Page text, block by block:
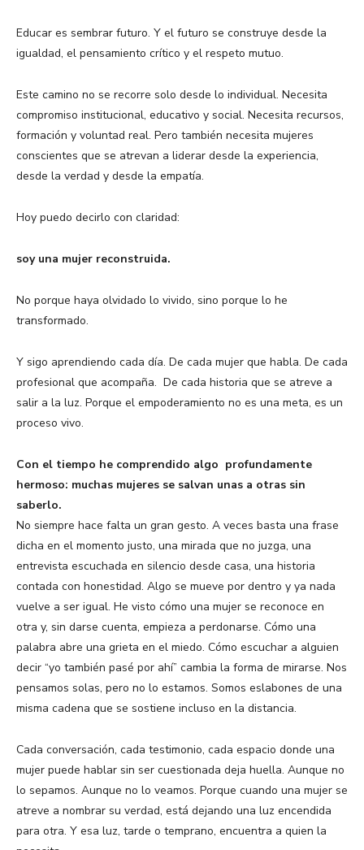
Educar es sembrar futuro. Y el futuro se construye desde la
igualdad, el pensamiento crítico y el respeto mutuo.
Este camino no se recorre solo desde lo individual. Necesita
compromiso institucional, educativo y social. Necesita recursos,
formación y voluntad real. Pero también necesita mujeres
conscientes que se atrevan a liderar desde la experiencia,
desde la verdad y desde la empatía.
Hoy puedo decirlo con claridad:
soy una mujer reconstruida.
No porque haya olvidado lo vivido, sino porque lo he
transformado.
Y sigo aprendiendo cada día. De cada mujer que habla. De cada
profesional que acompaña. De cada historia que se atreve a
salir a la luz. Porque el empoderamiento no es una meta, es un
proceso vivo.
Con el tiempo he comprendido algo profundamente
hermoso: muchas mujeres se salvan unas a otras sin
saberlo.
No siempre hace falta un gran gesto. A veces basta una frase
dicha en el momento justo, una mirada que no juzga, una
entrevista escuchada en silencio desde casa, una historia
contada con honestidad. Algo se mueve por dentro y ya nada
vuelve a ser igual. He visto cómo una mujer se reconoce en
otra y, sin darse cuenta, empieza a perdonarse. Cómo una
palabra abre una grieta en el miedo. Cómo escuchar a alguien
decir “yo también pasé por ahí” cambia la forma de mirarse. Nos
pensamos solas, pero no lo estamos. Somos eslabones de una
misma cadena que se sostiene incluso en la distancia.
Cada conversación, cada testimonio, cada espacio donde una
mujer puede hablar sin ser cuestionada deja huella. Aunque no
lo sepamos. Aunque no lo veamos. Porque cuando una mujer se
atreve a nombrar su verdad, está dejando una luz encendida
para otra. Y esa luz, tarde o temprano, encuentra a quien la